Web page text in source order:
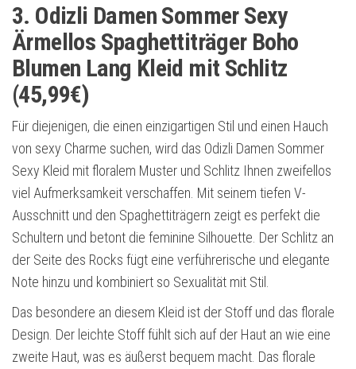
3. Odizli Damen Sommer Sexy
Ärmellos Spaghettiträger Boho
Blumen Lang Kleid mit Schlitz
(45,99€)
Für diejenigen, die einen einzigartigen Stil und einen Hauch
von sexy Charme suchen, wird das Odizli Damen Sommer
Sexy Kleid mit floralem Muster und Schlitz Ihnen zweifellos
viel Aufmerksamkeit verschaffen. Mit seinem tiefen V-
Ausschnitt und den Spaghettiträgern zeigt es perfekt die
Schultern und betont die feminine Silhouette. Der Schlitz an
der Seite des Rocks fügt eine verführerische und elegante
Note hinzu und kombiniert so Sexualität mit Stil.
Das besondere an diesem Kleid ist der Stoff und das florale
Design. Der leichte Stoff fühlt sich auf der Haut an wie eine
zweite Haut, was es äußerst bequem macht. Das florale